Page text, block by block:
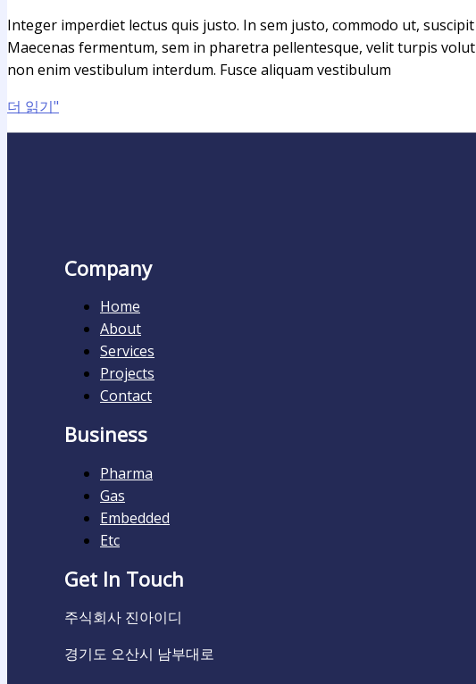
Integer imperdiet lectus quis justo. In sem justo, commodo ut,
Maecenas fermentum, sem in pharetra pellentesque, velit turpis
non enim vestibulum interdum. Fusce aliquam vestibulum
더 읽기"
Company
Home
About
Services
Projects
Contact
Business
Pharma
Gas
Embedded
Etc
Get In Touch
주식회사 진아이디
경기도 오산시 남부대로